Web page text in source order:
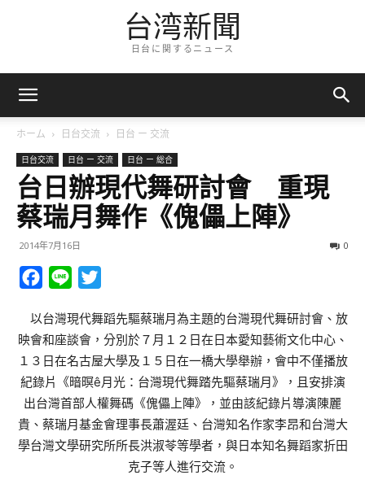
台湾新聞
日台に関するニュース
ホーム 日台交流 日台 ー 交流
日台交流 日台 ー 交流 日台 ー 総合
台日辦現代舞研討會 重現
蔡瑞月舞作《傀儡上陣》
2014年7月16日 0
Facebook
Line
以台灣現代舞蹈先驅蔡瑞月為主題的台灣現代舞研討會、放
映會和座談會，分別於７月１２日在日本愛知藝術文化中心、
１３日在名古屋大學及１５日在一橋大學舉辦，會中不僅播放
紀錄片《暗暝ê月光：台灣現代舞踏先驅蔡瑞月》，且安排演
出台灣首部人權舞碼《傀儡上陣》，並由該紀錄片導演陳麗
貴、蔡瑞月基金會理事長蕭渥廷、台灣知名作家李昂和台灣大
學台灣文學研究所所長洪淑苓等學者，與日本知名舞蹈家折田
克子等人進行交流。